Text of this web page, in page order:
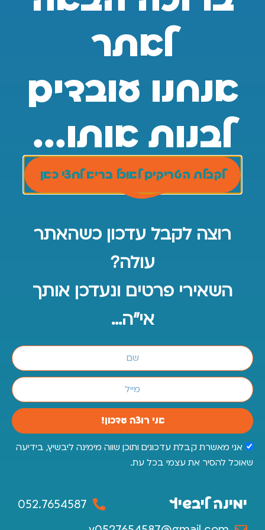
גם אני השתמשתי במוצר ואני רוצה להשאיר
מנסיון
תגובות אותנטיות מאנשים
שהשתמשו בתוסף
למוצר הקודם
מוצרים נוספים
לאתר
אנחנו עובדים
לבנות אותו...
לקבלת הטריקים לאוכל בריא לחצי כאן
רוצה לקבל עדכון כשהאתר
עולה?
השאירי פרטים ונעדכן אותך
אי"ה...
אני מאשרת קבלת עדכונים ותוכן שווה מימינה ליבשיץ, בידיעה
שאוכל להסיר את עצמי בכל עת.
אני רוצה עדכון!
ימינה ליבשיץ
052.7654587